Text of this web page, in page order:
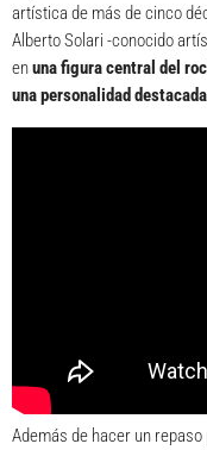
artística de más de cinco
Alberto Solari -conocido
enuna figura central del
una personalidad
Además de hacer un